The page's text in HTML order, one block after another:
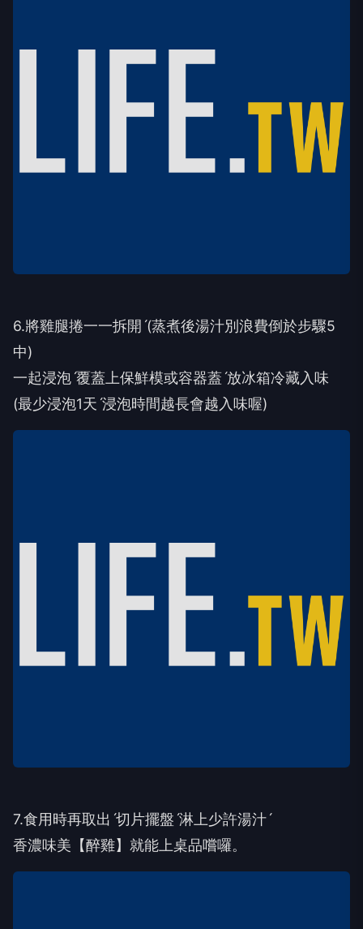
6.將雞腿捲一一拆開ˊ(蒸煮後湯汁別浪費倒於步驟5
中)
一起浸泡ˊ覆蓋上保鮮模或容器蓋ˊ放冰箱冷藏入味
(最少浸泡1天ˊ浸泡時間越長會越入味喔)
7.食用時再取出ˊ切片擺盤ˊ淋上少許湯汁ˊ
香濃味美【醉雞】就能上桌品嚐囉。